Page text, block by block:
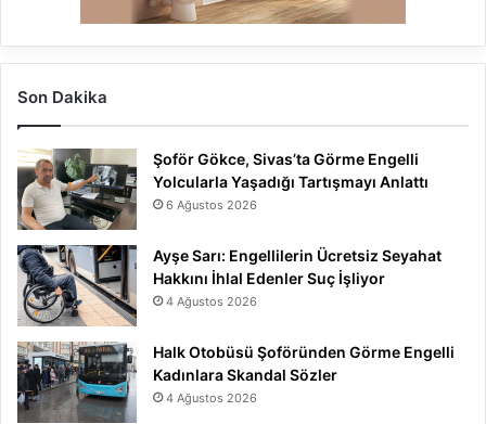
Son Dakika
Şoför Gökce, Sivas’ta Görme Engelli
Yolcularla Yaşadığı Tartışmayı Anlattı
6 Ağustos 2026
Ayşe Sarı: Engellilerin Ücretsiz Seyahat
Hakkını İhlal Edenler Suç İşliyor
4 Ağustos 2026
Halk Otobüsü Şoföründen Görme Engelli
Kadınlara Skandal Sözler
4 Ağustos 2026